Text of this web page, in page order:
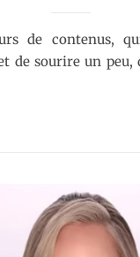
de sourire un peu,